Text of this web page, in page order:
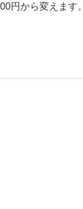
円から変えます。